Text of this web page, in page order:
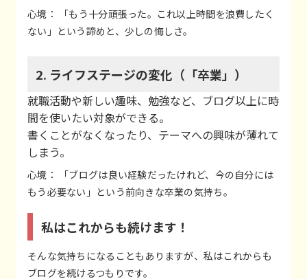
心境： 「もう十分頑張った。これ以上時間を浪費したく
ない」という諦めと、少しの悔しさ。
2. ライフステージの変化（「卒業」）
就職活動や新しい趣味、勉強など、ブログ以上に時
間を使いたい対象ができる。
書くことがなくなったり、テーマへの興味が薄れて
しまう。
心境： 「ブログは良い経験だったけれど、今の自分には
もう必要ない」という前向きな卒業の気持ち。
私はこれからも続けます！
そんな気持ちになることもありますが、私はこれからも
ブログを続けるつもりです。